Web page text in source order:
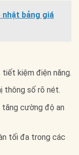
nhật bảng giá
kiệm điện năng.
thông số rõ nét.
cường độ an
tối đa trong các